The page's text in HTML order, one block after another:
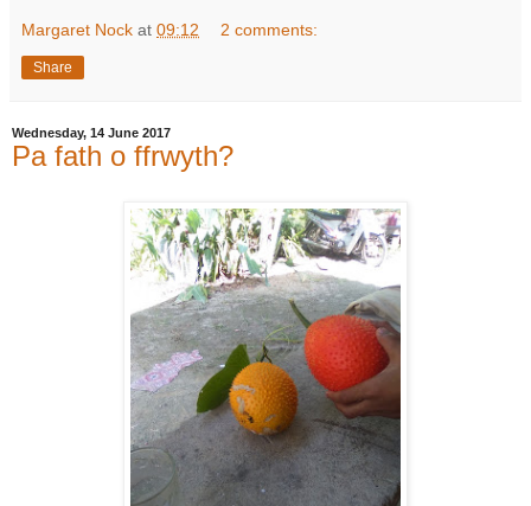
Margaret Nock at 09:12 2 comments:
Share
Wednesday, 14 June 2017
Pa fath o ffrwyth?